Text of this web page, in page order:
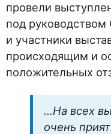
провели
под
и участники
происходящим и
положительных
…На всех
очень